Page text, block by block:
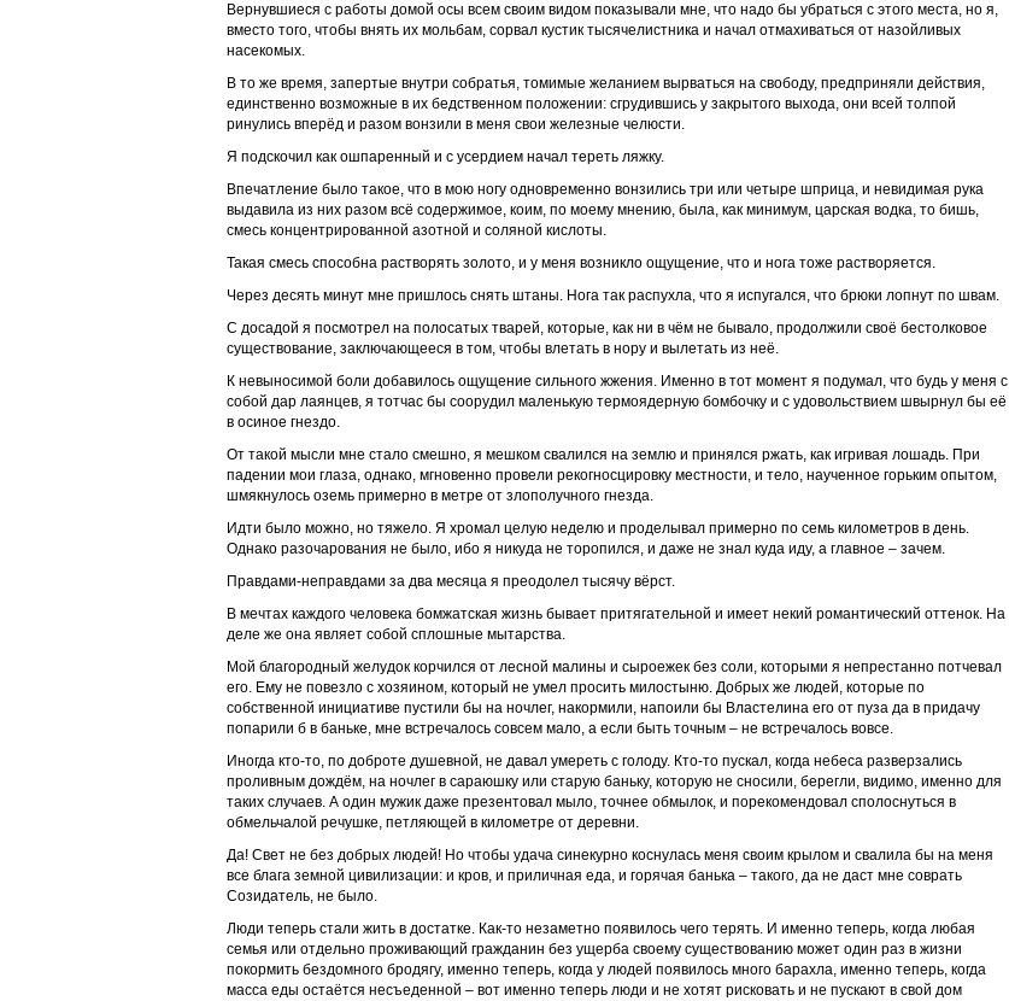
Вернувшиеся с работы домой осы всем своим видом показывали мне, что надо бы убраться с этого места, но я,
вместо того, чтобы внять их мольбам, сорвал кустик тысячелистника и начал отмахиваться от назойливых
насекомых.
В то же время, запертые внутри собратья, томимые желанием вырваться на свободу, предприняли действия,
единственно возможные в их бедственном положении: сгрудившись у закрытого выхода, они всей толпой
ринулись вперёд и разом вонзили в меня свои железные челюсти.
Я подскочил как ошпаренный и с усердием начал тереть ляжку.
Впечатление было такое, что в мою ногу одновременно вонзились три или четыре шприца, и невидимая рука
выдавила из них разом всё содержимое, коим, по моему мнению, была, как минимум, царская водка, то бишь,
смесь концентрированной азотной и соляной кислоты.
Такая смесь способна растворять золото, и у меня возникло ощущение, что и нога тоже растворяется.
Через десять минут мне пришлось снять штаны. Нога так распухла, что я испугался, что брюки лопнут по швам.
С досадой я посмотрел на полосатых тварей, которые, как ни в чём не бывало, продолжили своё бестолковое
существование, заключающееся в том, чтобы влетать в нору и вылетать из неё.
К невыносимой боли добавилось ощущение сильного жжения. Именно в тот момент я подумал, что будь у меня с
собой дар лаянцев, я тотчас бы соорудил маленькую термоядерную бомбочку и с удовольствием швырнул бы её
в осиное гнездо.
От такой мысли мне стало смешно, я мешком свалился на землю и принялся ржать, как игривая лошадь. При
падении мои глаза, однако, мгновенно провели рекогносцировку местности, и тело, наученное горьким опытом,
шмякнулось оземь примерно в метре от злополучного гнезда.
Идти было можно, но тяжело. Я хромал целую неделю и проделывал примерно по семь километров в день.
Однако разочарования не было, ибо я никуда не торопился, и даже не знал куда иду, а главное – зачем.
Правдами-неправдами за два месяца я преодолел тысячу вёрст.
В мечтах каждого человека бомжатская жизнь бывает притягательной и имеет некий романтический оттенок. На
деле же она являет собой сплошные мытарства.
Мой благородный желудок корчился от лесной малины и сыроежек без соли, которыми я непрестанно потчевал
его. Ему не повезло с хозяином, который не умел просить милостыню. Добрых же людей, которые по
собственной инициативе пустили бы на ночлег, накормили, напоили бы Властелина его от пуза да в придачу
попарили б в баньке, мне встречалось совсем мало, а если быть точным – не встречалось вовсе.
Иногда кто-то, по доброте душевной, не давал умереть с голоду. Кто-то пускал, когда небеса разверзались
проливным дождём, на ночлег в сараюшку или старую баньку, которую не сносили, берегли, видимо, именно для
таких случаев. А один мужик даже презентовал мыло, точнее обмылок, и порекомендовал сполоснуться в
обмельчалой речушке, петляющей в километре от деревни.
Да! Свет не без добрых людей! Но чтобы удача синекурно коснулась меня своим крылом и свалила бы на меня
все блага земной цивилизации: и кров, и приличная еда, и горячая банька – такого, да не даст мне соврать
Созидатель, не было.
Люди теперь стали жить в достатке. Как-то незаметно появилось чего терять. И именно теперь, когда любая
семья или отдельно проживающий гражданин без ущерба своему существованию может один раз в жизни
покормить бездомного бродягу, именно теперь, когда у людей появилось много барахла, именно теперь, когда
масса еды остаётся несъеденной – вот именно теперь люди и не хотят рисковать и не пускают в свой дом